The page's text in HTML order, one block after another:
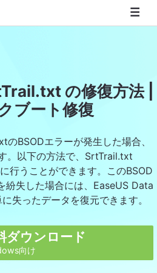
の修復方法 |
ブート修復
BSODエラーが発生した場合、
。以下の方法で、SrtTrail.txt
行うことができます。このBSOD
紛失した場合には、EaseUS Data
失ったデータを復元できます。
ダウンロード
向け